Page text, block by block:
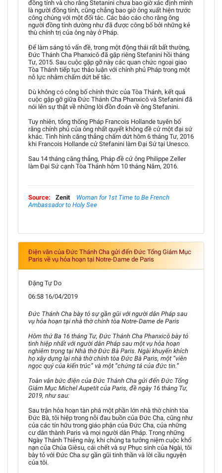
đồng tính và cho rằng Stetanini chưa bao giờ xác định mình
là người đồng tính, cũng chẳng bao giờ ông xuất hiện trước
công chúng với một đối tác. Các báo cáo cho rằng ông
người đồng tính dường như đã được công bố bởi những kẻ
thù chính trị của ông này ở Pháp.
Để làm sáng tỏ vấn đề, trong một động thái rất bất thường,
Đức Thánh Cha Phanxicô đã gặp riêng Stefanini hồi tháng
Tư, 2015. Sau cuộc gặp gỡ này các quan chức ngoại giao
Tòa Thánh tiếp tục thảo luận với chính phủ Pháp trong một
nỗ lực nhằm chấm dứt bế tắc.
Dù không có công bố chính thức của Tòa Thánh, kết quả
cuộc gặp gỡ giữa Đức Thánh Cha Phanxicô và Stefanini đã
nói lên sự thật về những lời đồn đoán về ông Stefanini.
Tuy nhiên, tổng thống Pháp Francois Hollande tuyên bố
rằng chính phủ của ông nhất quyết không đề cử một đại sứ
khác. Tình hình căng thẳng chấm dứt hôm 6 tháng Tư, 2016
khi Francois Hollande cử Stefanini làm Đại Sứ tại Unesco.
Sau 14 tháng căng thẳng, Pháp đề cử ông Philippe Zeller
làm Đại Sứ cạnh Tòa Thánh hôm 10 tháng Năm, 2016.
Source: Zenit
Woman for 1st Time to Be French
Ambassador to Holy See
Điện văn của Đức Thánh Cha gửi đến Đức Tổng Giám Mục
Paris về vụ hỏa hoạn tại Notre-Dame de Paris
Đặng Tự Do
06:58 16/04/2019
Đức Thánh Cha bày tỏ sự gần gũi với người dân Pháp sau
vụ hỏa hoạn tại nhà thờ chính tòa Notre-Dame de Paris
Hôm thứ Ba 16 tháng Tư, Đức Thánh Cha Phanxicô bày tỏ
tình hiệp nhất với người dân Pháp sau một vụ hỏa hoạn
nghiêm trọng tại Nhà thờ Đức Bà Paris. Ngài khuyến khích
họ xây dựng lại nhà thờ chính tòa Đức Bà Paris, một “viên
ngọc quý của kiến trúc” và một “chứng tá của đức tin.”
Toàn văn bức điện của Đức Thánh Cha gửi đến Đức Tổng
Giám Mục Michel Aupetit của Paris, đề ngày 16 tháng Tư,
2019, như sau:
Sau trận hỏa hoạn tàn phá một phần lớn nhà thờ chính tòa
Đức Bà, tôi hiệp trong nỗi đau buồn của Đức Cha, cũng như
của các tín hữu trong giáo phận của Đức Cha, của những
cư dân thành Paris và mọi người dân Pháp. Trong những
Ngày Thánh Thiêng này, khi chúng ta tưởng niệm cuộc khổ
nạn của Chúa Giêsu, cái chết và sự Phục sinh của Ngài, tôi
bày tỏ với Đức Cha sự gần gũi tinh thần và lời cầu nguyện
của tôi.